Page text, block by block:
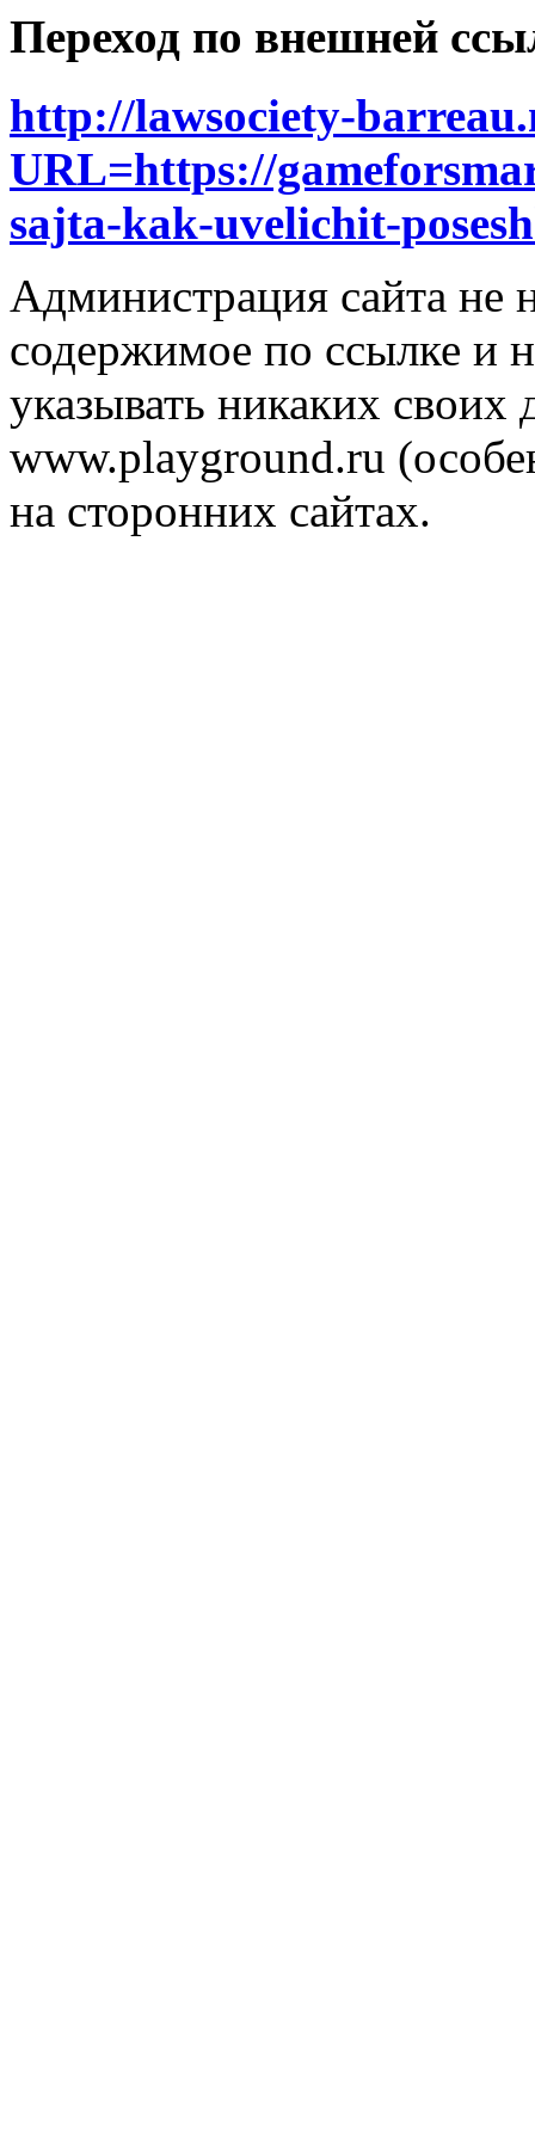
Переход по внешней
http://lawsociety-
URL=https://
sajta-kak-uvelichit-
Администрация сайта не
содержимое по ссылке и
указывать никаких
www.playground.ru
на сторонних сайтах.